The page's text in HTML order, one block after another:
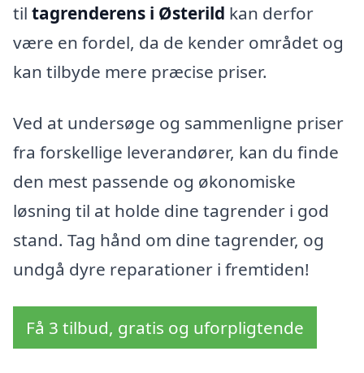
til tagrenderens i Østerild kan derfor
være en fordel, da de kender området og
kan tilbyde mere præcise priser.
Ved at undersøge og sammenligne priser
fra forskellige leverandører, kan du finde
den mest passende og økonomiske
løsning til at holde dine tagrender i god
stand. Tag hånd om dine tagrender, og
undgå dyre reparationer i fremtiden!
Få 3 tilbud, gratis og uforpligtende